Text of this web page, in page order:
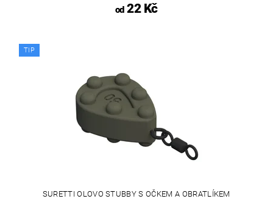
od22 Kč
TIP
SURETTI OLOVO STUBBY S OČKEM A OBRATLÍKEM